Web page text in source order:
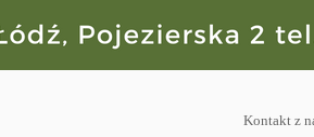
Kontakt z